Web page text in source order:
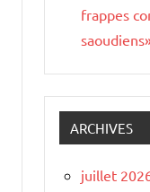
frappes
ARCHIVES
juillet